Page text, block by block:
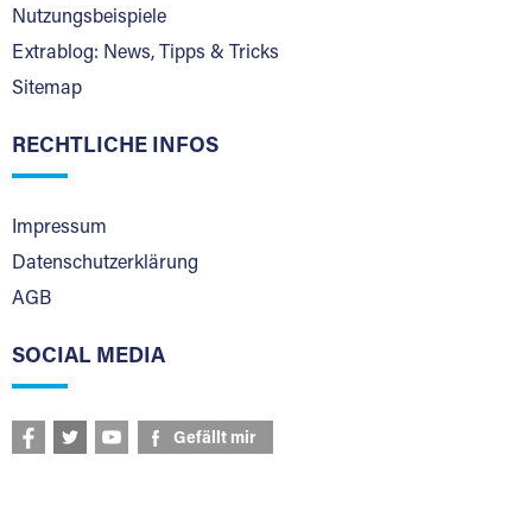
Nutzungsbeispiele
Extrablog: News, Tipps & Tricks
Sitemap
RECHTLICHE INFOS
Impressum
Datenschutzerklärung
AGB
SOCIAL MEDIA
Gefällt mir